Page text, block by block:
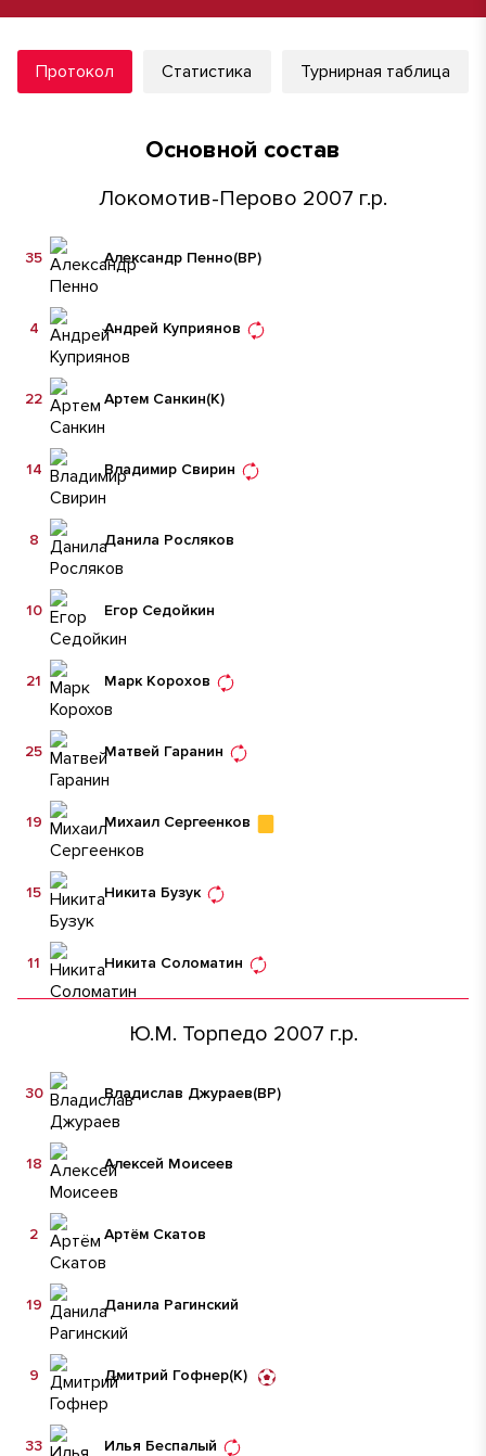
Протокол Статистика Турнирная таблица
Основной состав
Локомотив-Перово 2007 г.р.
Александр Пенно(ВР)
35
Андрей Куприянов
4
Артем Санкин(К)
22
Владимир Свирин
14
Данила Росляков
8
Егор Седойкин
10
Марк Корохов
21
Матвей Гаранин
25
Михаил Сергеенков
19
Никита Бузук
15
Никита Соломатин
11
Ю.М. Торпедо 2007 г.р.
Владислав Джураев(ВР)
30
Алексей Моисеев
18
Артём Скатов
2
Данила Рагинский
19
Дмитрий Гофнер(К)
9
Илья Беспалый
33